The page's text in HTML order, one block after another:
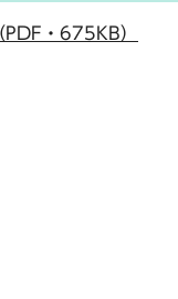
・675KB）